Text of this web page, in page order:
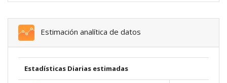
Estimación analítica de datos
Estadísticas Diarias estimadas